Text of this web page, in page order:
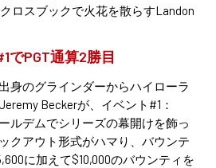
ロスブックで火花を散らすLandon
でPGT通算2勝目
身のグラインダーからハイローラ
Beckerが、イベント#1：
ルデムでシリーズの幕開けを飾っ
クアウト形式がハマり、バウンテ
に加えて$10,000のバウンティを